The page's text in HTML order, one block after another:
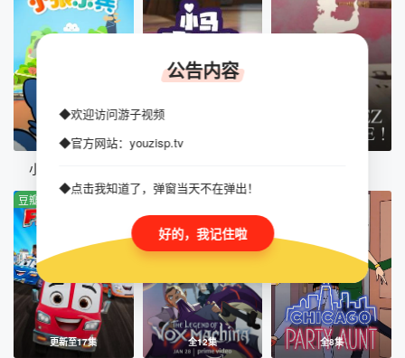
小狼乐宾第二季
更新至17集
豆瓣:2.0分
全12集
豆瓣:4.0分
全8集
公告内容
◆欢迎访问游子视频
◆官方网站：youzisp.tv
◆点击我知道了，弹窗当天不在弹出！
好的，我记住啦